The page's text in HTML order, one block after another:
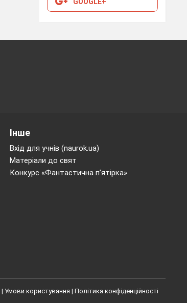
GOOGLE+
Інше
Вхід для учнів (naurok.ua)
Матеріали до свят
Конкурс «Фантастична п’ятірка»
| Умови користування | Політика конфіденційності